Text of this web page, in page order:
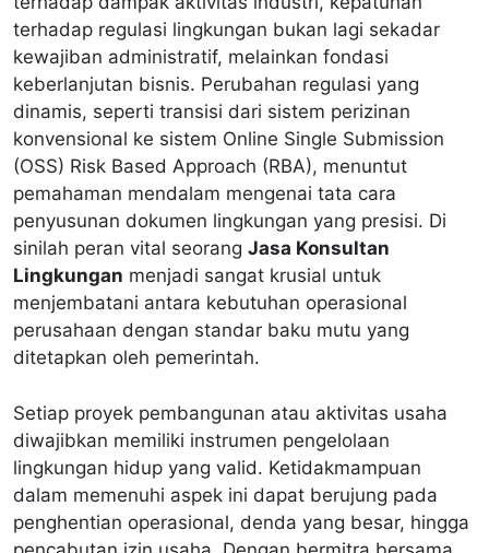
terhadap regulasi lingkungan bukan lagi sekadar
kewajiban administratif, melainkan fondasi
keberlanjutan bisnis. Perubahan regulasi yang
dinamis, seperti transisi dari sistem perizinan
konvensional ke sistem Online Single Submission
(OSS) Risk Based Approach (RBA), menuntut
pemahaman mendalam mengenai tata cara
penyusunan dokumen lingkungan yang presisi. Di
sinilah peran vital seorang Jasa Konsultan
Lingkungan menjadi sangat krusial untuk
menjembatani antara kebutuhan operasional
perusahaan dengan standar baku mutu yang
ditetapkan oleh pemerintah.
Setiap proyek pembangunan atau aktivitas usaha
diwajibkan memiliki instrumen pengelolaan
lingkungan hidup yang valid. Ketidakmampuan
dalam memenuhi aspek ini dapat berujung pada
penghentian operasional, denda yang besar, hingga